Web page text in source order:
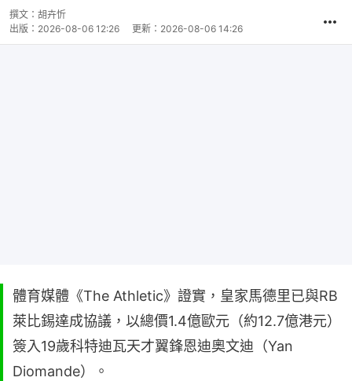
撰文： 胡卉忻
出版： 2026-08-06 12:26 更新： 2026-08-06 14:26
體育媒體《The Athletic》證實，皇家馬德里已與RB
萊比錫達成協議，以總價1.4億歐元（約12.7億港元）
簽入19歲科特迪瓦天才翼鋒恩迪奧文迪（Yan
Diomande）。